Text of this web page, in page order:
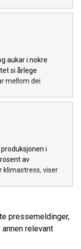
aukar i nokre
si årlege
mellom dei
i
av
viser
pressemeldinger,
relevant